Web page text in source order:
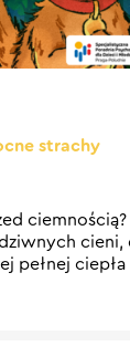
strachy
pełnej